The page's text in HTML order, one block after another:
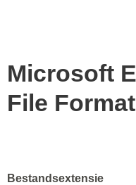
Microsoft
File Format
Bestandsextensie